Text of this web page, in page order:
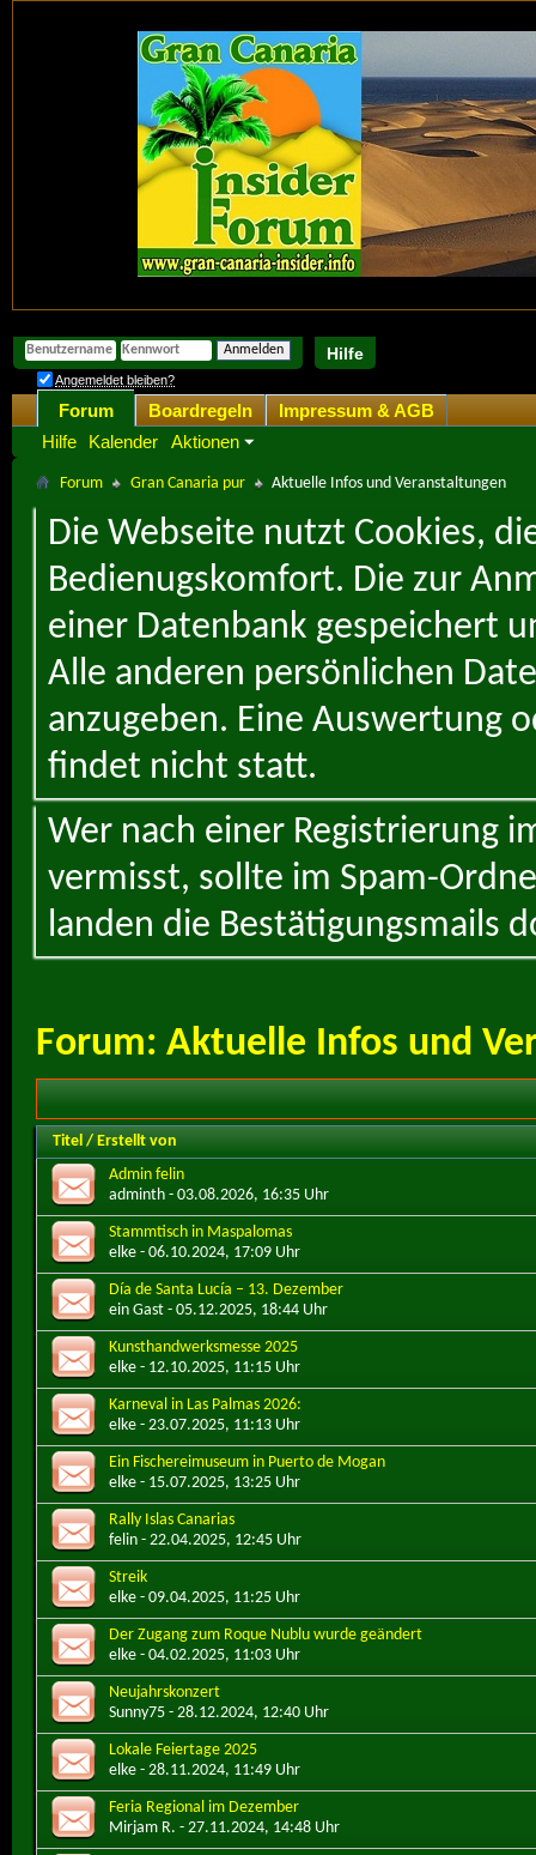
Hilfe
Angemeldet bleiben?
Forum
Hilfe
Kalender Aktionen
Boardregeln Impressum & AGB
Forum Gran Canaria pur Aktuelle Infos und Veranstaltungen
Die Webseite nutzt Cookies,
Bedienugskomfort. Die zur
einer Datenbank gespeichert
Alle anderen persönlichen
anzugeben. Eine Auswertung
findet nicht statt.
Wer nach einer Registrierung
vermisst, sollte im Spam-
landen die Bestätigungsmails
Forum: Aktuelle Infos und
Titel / Erstellt von
Admin felin
adminth - 03.08.2026, 16:35 Uhr
Stammtisch in Maspalomas
elke - 06.10.2024, 17:09 Uhr
Día de Santa Lucía – 13. Dezember
ein Gast - 05.12.2025, 18:44 Uhr
Kunsthandwerksmesse 2025
elke - 12.10.2025, 11:15 Uhr
Karneval in Las Palmas 2026:
elke - 23.07.2025, 11:13 Uhr
Ein Fischereimuseum in Puerto de Mogan
elke - 15.07.2025, 13:25 Uhr
Rally Islas Canarias
felin - 22.04.2025, 12:45 Uhr
Streik
elke - 09.04.2025, 11:25 Uhr
Der Zugang zum Roque Nublu wurde geändert
elke - 04.02.2025, 11:03 Uhr
Neujahrskonzert
Sunny75 - 28.12.2024, 12:40 Uhr
Lokale Feiertage 2025
elke - 28.11.2024, 11:49 Uhr
Feria Regional im Dezember
Mirjam R. - 27.11.2024, 14:48 Uhr